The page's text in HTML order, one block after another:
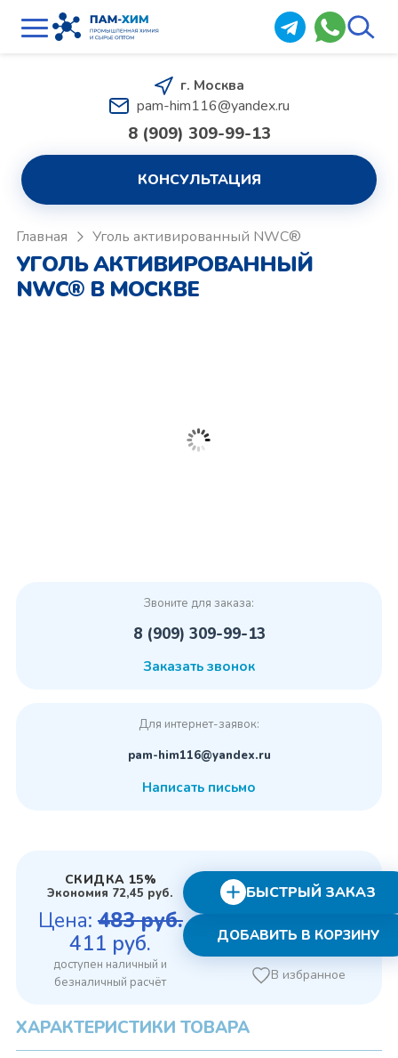
г. Москва
pam-him116@yandex.ru
8 (909) 309-99-13
КОНСУЛЬТАЦИЯ
Главная Уголь активированный NWC®
УГОЛЬ АКТИВИРОВАННЫЙ
NWC® В МОСКВЕ
Звоните для заказа:
8 (909) 309-99-13
Заказать звонок
Для интернет-заявок:
pam-him116@yandex.ru
Написать письмо
СКИДКА 15%
Экономия 72,45 руб.
Цена: 483руб.
Первоначальная
цена
составляла
411 руб. Текущая
цена:
411 руб..
ДОБАВИТЬ В КОРЗИНУ
БЫСТРЫЙ ЗАКАЗ
В избранное
ХАРАКТЕРИСТИКИ ТОВАРА